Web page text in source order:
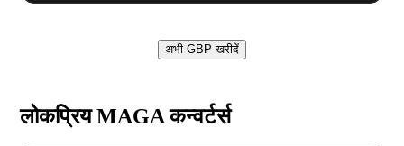
अभी GBP खरीदें
लोकप्रिय MAGA कन्वर्टर्स